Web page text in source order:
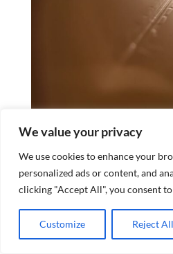
We value your privacy
We use cookies to enhance your
personalized ads or content, and
clicking "Accept All", you consent
Customize Reject All